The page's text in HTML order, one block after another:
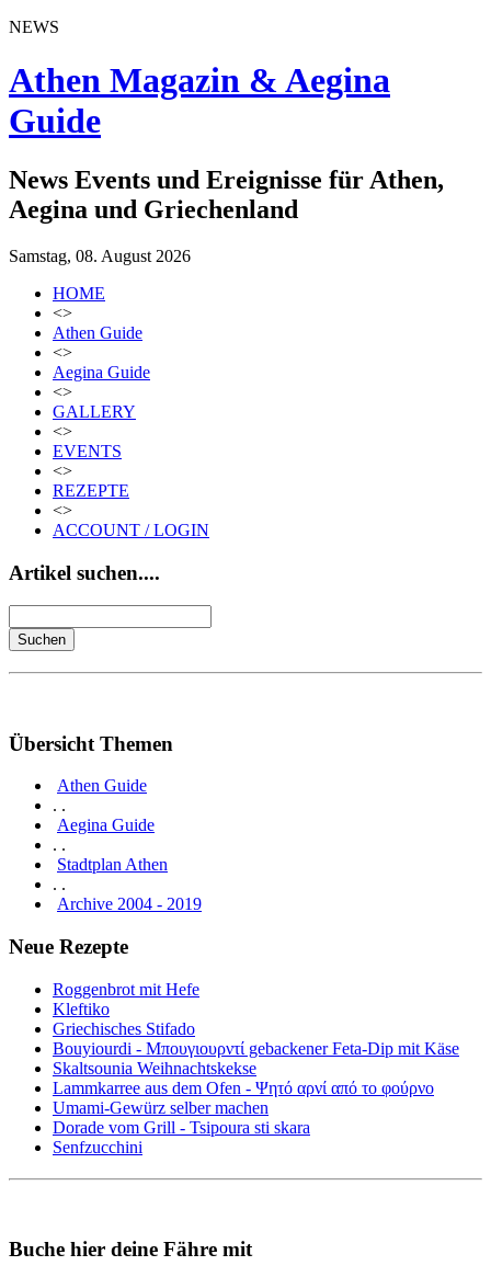
NEWS
Athen Magazin & Aegina
Guide
News Events und Ereignisse für Athen,
Aegina und Griechenland
Samstag, 08. August 2026
HOME
<>
Athen Guide
<>
Aegina Guide
<>
GALLERY
<>
EVENTS
<>
REZEPTE
<>
ACCOUNT / LOGIN
Artikel suchen....
Übersicht Themen
Athen Guide
. .
Aegina Guide
. .
Stadtplan Athen
. .
Archive 2004 - 2019
Neue Rezepte
Roggenbrot mit Hefe
Kleftiko
Griechisches Stifado
Bouyiourdi - Μπουγιουρντί gebackener Feta-Dip mit Käse
Skaltsounia Weihnachtskekse
Lammkarree aus dem Ofen - Ψητό αρνί από το φούρνο
Umami-Gewürz selber machen
Dorade vom Grill - Tsipoura sti skara
Senfzucchini
Buche hier deine Fähre mit